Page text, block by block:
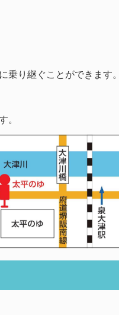
り継ぐことができます。
。